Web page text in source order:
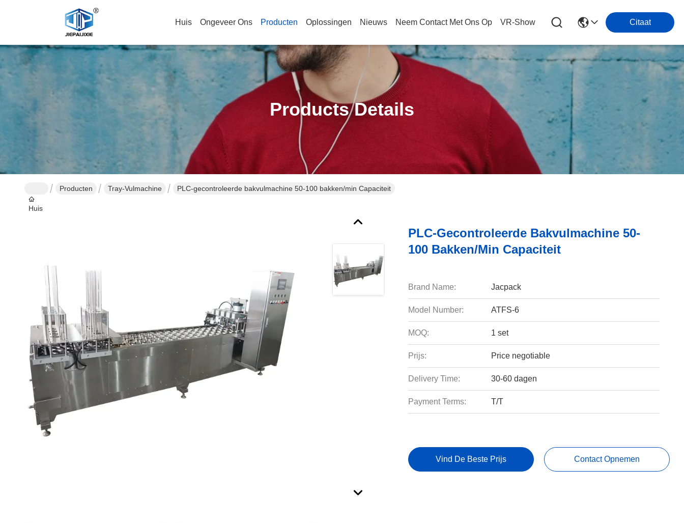
Huis Ongeveer Ons Producten Oplossingen Nieuws Neem Contact Met Ons Op VR-Show Citaat
Products Details
Huis
Producten Tray-Vulmachine PLC-gecontroleerde bakvulmachine 50-100 bakken/min Capaciteit
PLC-Gecontroleerde Bakvulmachine 50-
100 Bakken/min Capaciteit
Brand Name: Jacpack
Model Number: ATFS-6
MOQ: 1 set
Prijs: Price negotiable
Delivery Time: 30-60 dagen
Payment Terms: T/T
Vind De Beste Prijs Contact Opnemen